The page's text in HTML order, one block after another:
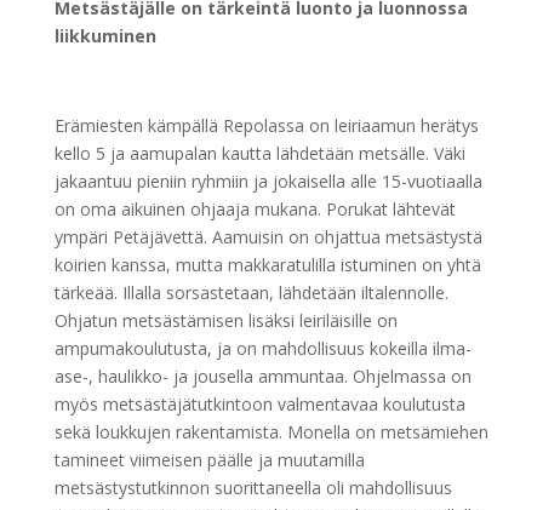
Metsästäjälle on tärkeintä luonto ja luonnossa
liikkuminen
Erämiesten kämpällä Repolassa on leiriaamun herätys
kello 5 ja aamupalan kautta lähdetään metsälle. Väki
jakaantuu pieniin ryhmiin ja jokaisella alle 15-vuotiaalla
on oma aikuinen ohjaaja mukana. Porukat lähtevät
ympäri Petäjävettä. Aamuisin on ohjattua metsästystä
koirien kanssa, mutta makkaratulilla istuminen on yhtä
tärkeää. Illalla sorsastetaan, lähdetään iltalennolle.
Ohjatun metsästämisen lisäksi leiriläisille on
ampumakoulutusta, ja on mahdollisuus kokeilla ilma-
ase-, haulikko- ja jousella ammuntaa. Ohjelmassa on
myös metsästäjätutkintoon valmentavaa koulutusta
sekä loukkujen rakentamista. Monella on metsämiehen
tamineet viimeisen päälle ja muutamilla
metsästystutkinnon suorittaneella oli mahdollisuus